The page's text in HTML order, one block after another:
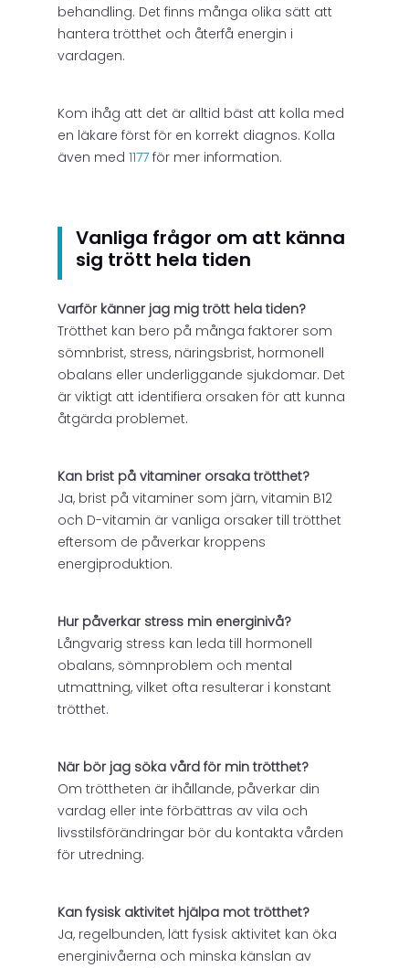
behandling. Det finns många olika sätt att
hantera trötthet och återfå energin i
vardagen.
Kom ihåg att det är alltid bäst att kolla med
en läkare först för en korrekt diagnos. Kolla
även med 1177 för mer information.
Vanliga frågor om att känna
sig trött hela tiden
Varför känner jag mig trött hela tiden?
Trötthet kan bero på många faktorer som
sömnbrist, stress, näringsbrist, hormonell
obalans eller underliggande sjukdomar. Det
är viktigt att identifiera orsaken för att kunna
åtgärda problemet.
Kan brist på vitaminer orsaka trötthet?
Ja, brist på vitaminer som järn, vitamin B12
och D-vitamin är vanliga orsaker till trötthet
eftersom de påverkar kroppens
energiproduktion.
Hur påverkar stress min energinivå?
Långvarig stress kan leda till hormonell
obalans, sömnproblem och mental
utmattning, vilket ofta resulterar i konstant
trötthet.
När bör jag söka vård för min trötthet?
Om tröttheten är ihållande, påverkar din
vardag eller inte förbättras av vila och
livsstilsförändringar bör du kontakta vården
för utredning.
Kan fysisk aktivitet hjälpa mot trötthet?
Ja, regelbunden, lätt fysisk aktivitet kan öka
energinivåerna och minska känslan av